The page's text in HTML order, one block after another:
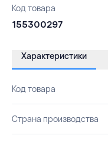
Код товара
155300297
Характеристики
Код товара
Страна производства